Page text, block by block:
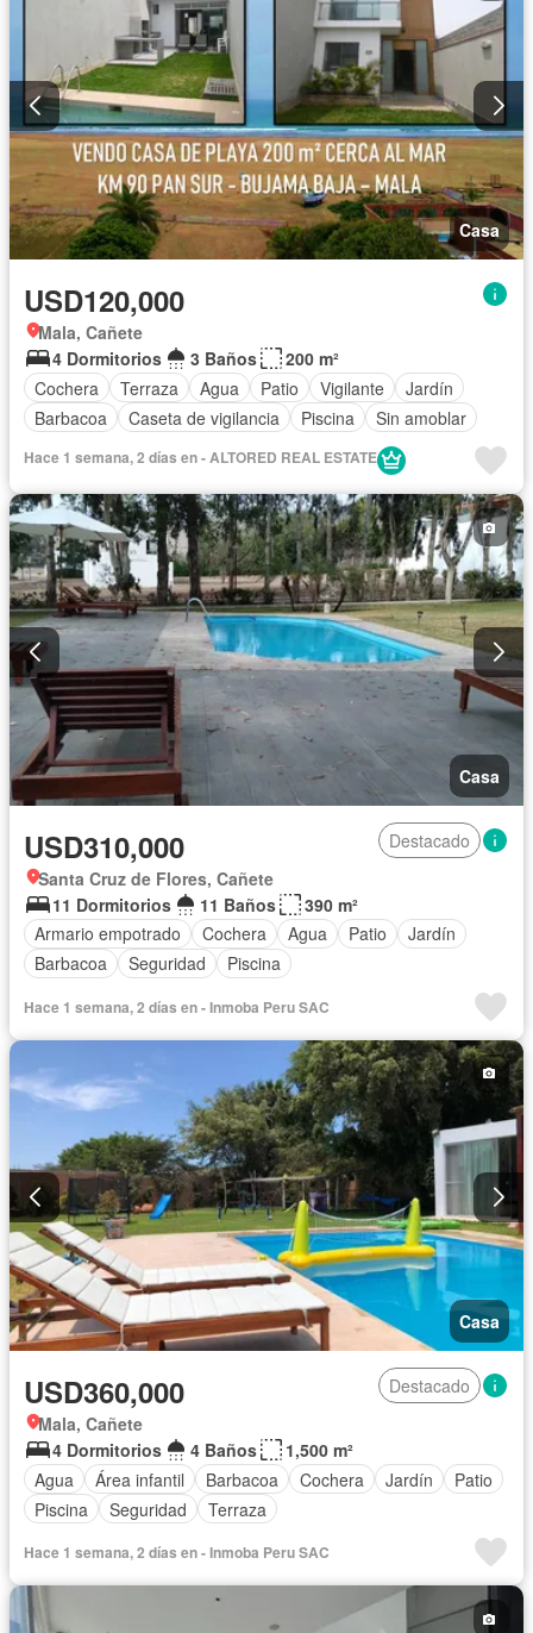
Casa
USD120,000
Mala, Cañete
4 Dormitorios
3 Baños
200 m²
Cochera
Terraza Agua Patio Vigilante
Jardín
Barbacoa
Caseta de vigilancia Piscina Sin amoblar
Hace 1 semana, 2 días en - ALTORED REAL ESTATE
Casa
USD310,000
Destacado
Santa Cruz de Flores, Cañete
11 Dormitorios
11 Baños
390 m²
Armario empotrado
Cochera Agua Patio
Jardín
Barbacoa
Seguridad Piscina
Hace 1 semana, 2 días en - Inmoba Peru SAC
Casa
USD360,000
Destacado
Mala, Cañete
4 Dormitorios
4 Baños
1,500 m²
Agua
Área infantil Barbacoa Cochera Jardín
Patio
Piscina
Seguridad Terraza
Hace 1 semana, 2 días en - Inmoba Peru SAC